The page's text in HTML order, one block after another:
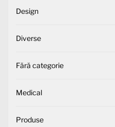
Design
Diverse
Fără categorie
Medical
Produse